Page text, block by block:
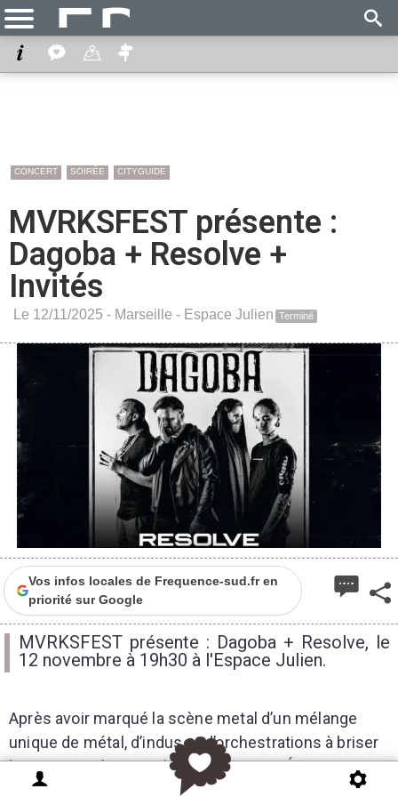
CONCERT SOIRÉE CITYGUIDE
MVRKSFEST présente :
Dagoba + Resolve +
Invités
Le 12/11/2025 - Marseille - Espace Julien Terminé
Vos infos locales de Frequence-sud.fr en
priorité sur Google
MVRKSFEST présente : Dagoba + Resolve, le
12 novembre à 19h30 à l'Espace Julien.
Après avoir marqué la scène metal d’un mélange
unique de métal, d’indus et d’orchestrations à briser
le cou, tourné sans relâche en Europe, États-Unis,
Asie et partagé la scène avec des groupes